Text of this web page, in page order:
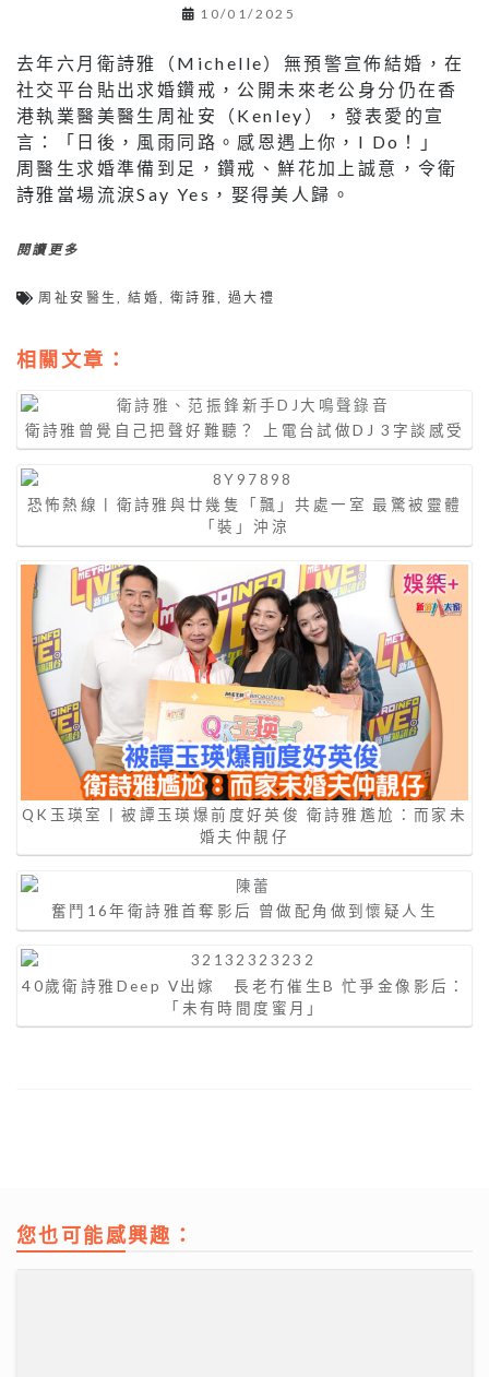
10/01/2025
去年六月衛詩雅（Michelle）無預警宣佈結婚，在
社交平台貼出求婚鑽戒，公開未來老公身分仍在香
港執業醫美醫生周祉安（Kenley），發表愛的宣
言：「日後，風雨同路。感恩遇上你，I Do！」
周醫生求婚準備到足，鑽戒、鮮花加上誠意，令衛
詩雅當場流淚Say Yes，娶得美人歸。
閱讀更多
周祉安醫生,結婚, 衛詩雅, 過大禮
相關文章：
衛詩雅曾覺自己把聲好難聽？ 上電台試做DJ 3字談感受
恐怖熱線丨衛詩雅與廿幾隻「飄」共處一室 最驚被靈體
「裝」沖涼
QK玉瑛室丨被譚玉瑛爆前度好英俊 衛詩雅尷尬：而家未
婚夫仲靚仔
奮鬥16年衛詩雅首奪影后 曾做配角做到懷疑人生
40歲衛詩雅Deep V出嫁 長老冇催生B 忙爭金像影后：
「未有時間度蜜月」
您也可能感興趣：